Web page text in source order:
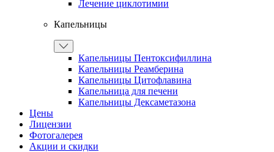
Лечение циклотимии
Капельницы
Капельницы Пентоксифиллина
Капельницы Реамберина
Капельницы Цитофлавина
Капельница для печени
Капельницы Дексаметазона
Цены
Лицензии
Фотогалерея
Акции и скидки